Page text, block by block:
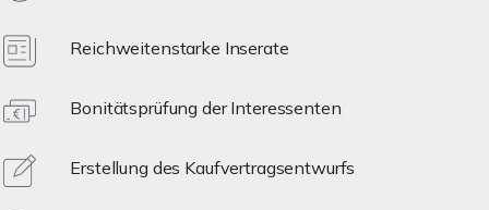
Reichweitenstarke Inserate
Bonitätsprüfung der Interessenten
Erstellung des Kaufvertragsentwurfs